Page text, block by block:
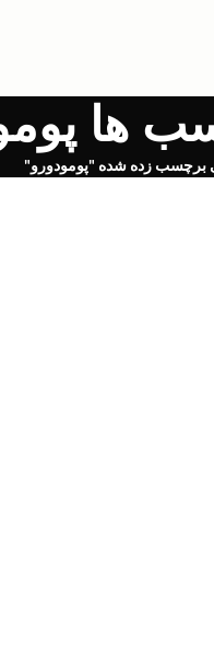
ها
برچسب زده شده "پومودورو"